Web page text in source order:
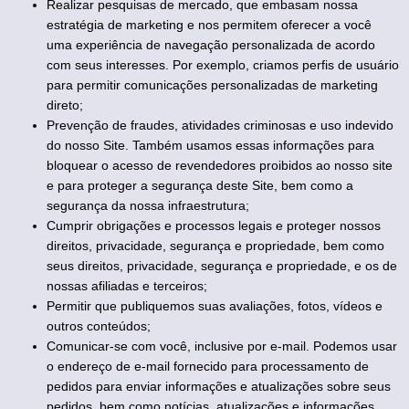
Realizar pesquisas de mercado, que embasam nossa
estratégia de marketing e nos permitem oferecer a você
uma experiência de navegação personalizada de acordo
com seus interesses. Por exemplo, criamos perfis de usuário
para permitir comunicações personalizadas de marketing
direto;
Prevenção de fraudes, atividades criminosas e uso indevido
do nosso Site. Também usamos essas informações para
bloquear o acesso de revendedores proibidos ao nosso site
e para proteger a segurança deste Site, bem como a
segurança da nossa infraestrutura;
Cumprir obrigações e processos legais e proteger nossos
direitos, privacidade, segurança e propriedade, bem como
seus direitos, privacidade, segurança e propriedade, e os de
nossas afiliadas e terceiros;
Permitir que publiquemos suas avaliações, fotos, vídeos e
outros conteúdos;
Comunicar-se com você, inclusive por e-mail. Podemos usar
o endereço de e-mail fornecido para processamento de
pedidos para enviar informações e atualizações sobre seus